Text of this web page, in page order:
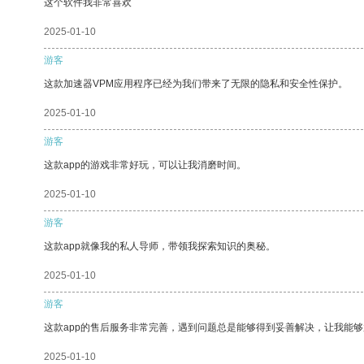
这个软件我非常喜欢
2025-01-10
游客
这款加速器VPM应用程序已经为我们带来了无限的隐私和安全性保护。
2025-01-10
游客
这款app的游戏非常好玩，可以让我消磨时间。
2025-01-10
游客
这款app就像我的私人导师，带领我探索知识的奥秘。
2025-01-10
游客
这款app的售后服务非常完善，遇到问题总是能够得到妥善解决，让我能够
2025-01-10